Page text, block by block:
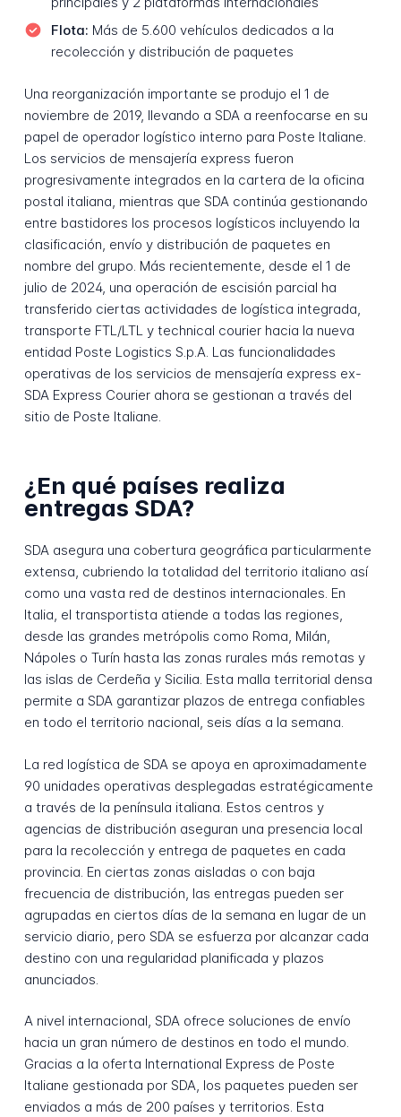
Flota: Más de 5.600 vehículos dedicados a la
recolección y distribución de paquetes
Una reorganización importante se produjo el 1 de
noviembre de 2019, llevando a SDA a reenfocarse en su
papel de operador logístico interno para Poste Italiane.
Los servicios de mensajería express fueron
progresivamente integrados en la cartera de la oficina
postal italiana, mientras que SDA continúa gestionando
entre bastidores los procesos logísticos incluyendo la
clasificación, envío y distribución de paquetes en
nombre del grupo. Más recientemente, desde el 1 de
julio de 2024, una operación de escisión parcial ha
transferido ciertas actividades de logística integrada,
transporte FTL/LTL y technical courier hacia la nueva
entidad Poste Logistics S.p.A. Las funcionalidades
operativas de los servicios de mensajería express ex-
SDA Express Courier ahora se gestionan a través del
sitio de Poste Italiane.
¿En qué países realiza
entregas SDA?
SDA asegura una cobertura geográfica particularmente
extensa, cubriendo la totalidad del territorio italiano así
como una vasta red de destinos internacionales. En
Italia, el transportista atiende a todas las regiones,
desde las grandes metrópolis como Roma, Milán,
Nápoles o Turín hasta las zonas rurales más remotas y
las islas de Cerdeña y Sicilia. Esta malla territorial densa
permite a SDA garantizar plazos de entrega confiables
en todo el territorio nacional, seis días a la semana.
La red logística de SDA se apoya en aproximadamente
90 unidades operativas desplegadas estratégicamente
a través de la península italiana. Estos centros y
agencias de distribución aseguran una presencia local
para la recolección y entrega de paquetes en cada
provincia. En ciertas zonas aisladas o con baja
frecuencia de distribución, las entregas pueden ser
agrupadas en ciertos días de la semana en lugar de un
servicio diario, pero SDA se esfuerza por alcanzar cada
destino con una regularidad planificada y plazos
anunciados.
A nivel internacional, SDA ofrece soluciones de envío
hacia un gran número de destinos en todo el mundo.
Gracias a la oferta International Express de Poste
Italiane gestionada por SDA, los paquetes pueden ser
enviados a más de 200 países y territorios. Esta